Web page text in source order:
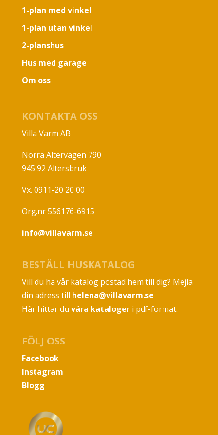
1-plan med vinkel
1-plan utan vinkel
2-planshus
Hus med garage
Om oss
KONTAKTA OSS
Villa Varm AB
Norra Altervägen 790
945 92 Altersbruk
Vx. 0911-20 20 00
Org.nr 556176-6915
info@villavarm.se
BESTÄLL HUSKATALOG
Vill du ha vår katalog postad hem till dig? Mejla
din adress till helena@villavarm.se
Här hittar du våra katalogeri pdf-format.
FÖLJ OSS
Facebook
Instagram
Blogg